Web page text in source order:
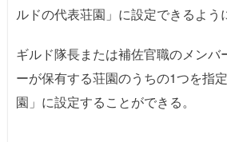
ルドの代表荘園」に設定できるよう
ギルド隊長または補佐官職のメンバ
ーが保有する荘園のうちの1つを指
園」に設定することができる。